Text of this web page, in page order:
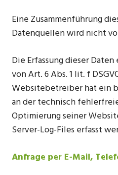
Eine Zusammenführung
Datenquellen wird nicht
Die Erfassung dieser
von Art. 6 Abs. 1 lit. f
Websitebetreiber hat ein
an der technisch
Optimierung seiner
Server-Log-Files erfasst
Anfrage per E-Mail,